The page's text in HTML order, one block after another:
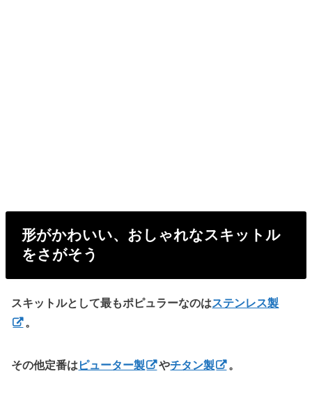
形がかわいい、おしゃれなスキットル
をさがそう
スキットルとして最もポピュラーなのはステンレス製
。
その他定番は ピューター製 やチタン製 。